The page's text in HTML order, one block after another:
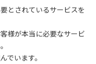
とされているサービスを
様が本当に必要なサービ
でいます。